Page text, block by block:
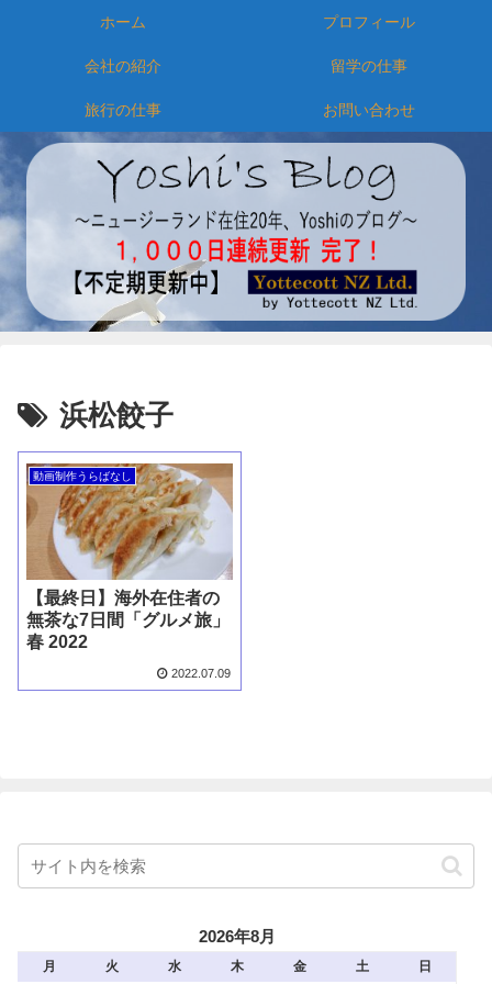
ホーム プロフィール
会社の紹介 留学の仕事
旅行の仕事 お問い合わせ
浜松餃子
動画制作うらばなし
【最終日】海外在住者の
無茶な7日間「グルメ旅」
春 2022
2022.07.09
2026年8月
月 火 水 木 金 土 日